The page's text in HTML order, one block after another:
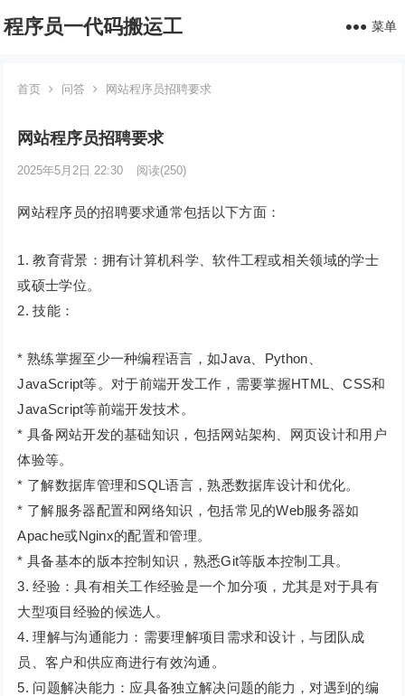
程序员一代码搬运工 菜单
首页 问答 网站程序员招聘要求
网站程序员招聘要求
2025年5月2日 22:30 阅读(250)
网站程序员的招聘要求通常包括以下方面：
1. 教育背景：拥有计算机科学、软件工程或相关领域的学士
或硕士学位。
2. 技能：
* 熟练掌握至少一种编程语言，如Java、Python、
JavaScript等。对于前端开发工作，需要掌握HTML、CSS和
JavaScript等前端开发技术。
* 具备网站开发的基础知识，包括网站架构、网页设计和用户
体验等。
* 了解数据库管理和SQL语言，熟悉数据库设计和优化。
* 了解服务器配置和网络知识，包括常见的Web服务器如
Apache或Nginx的配置和管理。
* 具备基本的版本控制知识，熟悉Git等版本控制工具。
3. 经验：具有相关工作经验是一个加分项，尤其是对于具有
大型项目经验的候选人。
4. 理解与沟通能力：需要理解项目需求和设计，与团队成
员、客户和供应商进行有效沟通。
5. 问题解决能力：应具备独立解决问题的能力，对遇到的编